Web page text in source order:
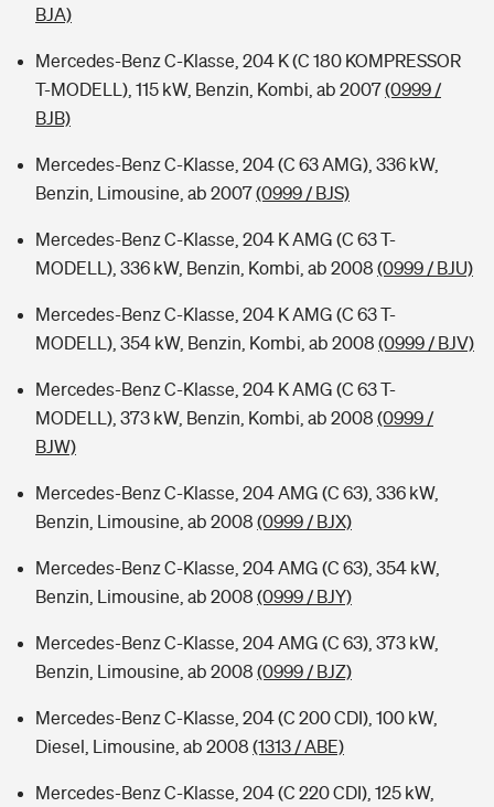
BJA)
Mercedes-Benz C-Klasse, 204 K (C 180 KOMPRESSOR
T-MODELL), 115 kW, Benzin, Kombi, ab 2007(0999 /
BJB)
Mercedes-Benz C-Klasse, 204 (C 63 AMG), 336 kW,
Benzin, Limousine, ab 2007(0999 / BJS)
Mercedes-Benz C-Klasse, 204 K AMG (C 63 T-
MODELL), 336 kW, Benzin, Kombi, ab 2008 (0999 / BJU)
Mercedes-Benz C-Klasse, 204 K AMG (C 63 T-
MODELL), 354 kW, Benzin, Kombi, ab 2008 (0999 / BJV)
Mercedes-Benz C-Klasse, 204 K AMG (C 63 T-
MODELL), 373 kW, Benzin, Kombi, ab 2008 (0999 /
BJW)
Mercedes-Benz C-Klasse, 204 AMG (C 63), 336 kW,
Benzin, Limousine, ab 2008 (0999 / BJX)
Mercedes-Benz C-Klasse, 204 AMG (C 63), 354 kW,
Benzin, Limousine, ab 2008 (0999 / BJY)
Mercedes-Benz C-Klasse, 204 AMG (C 63), 373 kW,
Benzin, Limousine, ab 2008 (0999 / BJZ)
Mercedes-Benz C-Klasse, 204 (C 200 CDI), 100 kW,
Diesel, Limousine, ab 2008 (1313 / ABE)
Mercedes-Benz C-Klasse, 204 (C 220 CDI), 125 kW,